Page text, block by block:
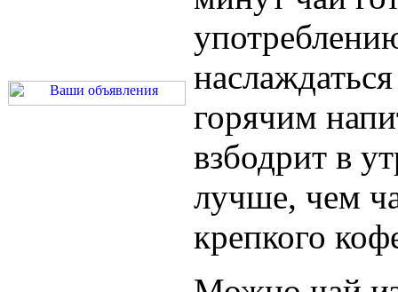
горячим
взбодрит в
лучше, чем
крепкого